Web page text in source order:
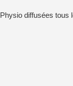
diffusées